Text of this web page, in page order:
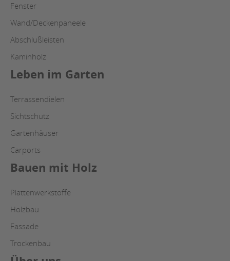
Fenster
Wand/Deckenpaneele
Abschlußleisten
Kaminholz
Leben im Garten
Terrassendielen
Sichtschutz
Gartenhäuser
Carports
Bauen mit Holz
Plattenwerkstoffe
Holzbau
Fassade
Trockenbau